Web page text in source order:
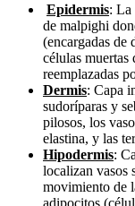
Epidermis: La
de malpighi
(encargadas de
células muertas
reemplazadas
Dermis: Capa
sudoríparas y
pilosos, los
elastina, y las
Hipodermis:
localizan vasos
movimiento de
adipocitos